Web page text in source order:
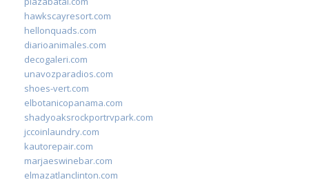
hawkscayresort.com
hellonquads.com
diarioanimales.com
decogaleri.com
unavozparadios.com
shoes-vert.com
elbotanicopanama.com
shadyoaksrockportrvpark.com
jccoinlaundry.com
kautorepair.com
marjaeswinebar.com
elmazatlanclinton.com